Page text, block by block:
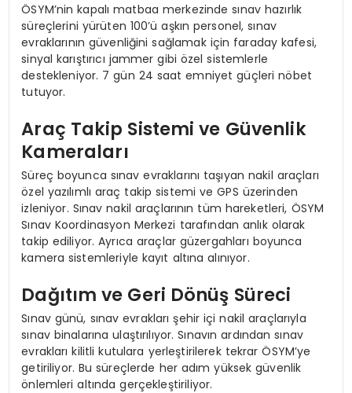
ÖSYM’nin kapalı matbaa merkezinde sınav hazırlık
süreçlerini yürüten 100’ü aşkın personel, sınav
evraklarının güvenliğini sağlamak için faraday kafesi,
sinyal karıştırıcı jammer gibi özel sistemlerle
destekleniyor. 7 gün 24 saat emniyet güçleri nöbet
tutuyor.
Araç Takip Sistemi ve Güvenlik
Kameraları
Süreç boyunca sınav evraklarını taşıyan nakil araçları
özel yazılımlı araç takip sistemi ve GPS üzerinden
izleniyor. Sınav nakil araçlarının tüm hareketleri, ÖSYM
Sınav Koordinasyon Merkezi tarafından anlık olarak
takip ediliyor. Ayrıca araçlar güzergahları boyunca
kamera sistemleriyle kayıt altına alınıyor.
Dağıtım ve Geri Dönüş Süreci
Sınav günü, sınav evrakları şehir içi nakil araçlarıyla
sınav binalarına ulaştırılıyor. Sınavın ardından sınav
evrakları kilitli kutulara yerleştirilerek tekrar ÖSYM’ye
getiriliyor. Bu süreçlerde her adım yüksek güvenlik
önlemleri altında gerçekleştiriliyor.